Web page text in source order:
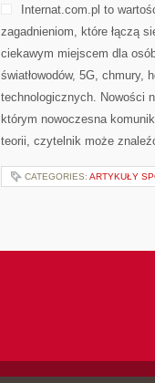
Internat.com.pl to
zagadnieniom, które łączą
ciekawym miejscem dla
światłowodów, 5G, chmury,
technologicznych. Nowości
którym nowoczesna
teorii, czytelnik może
CATEGORIES: ARTYKUŁY